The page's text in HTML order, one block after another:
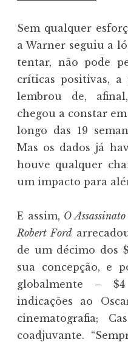
Sem qualquer
a Warner seguiu a
tentar, não pode
críticas positivas,
lembrou de,
chegou a constar
longo das 19
Mas os dados já
houve qualquer
um impacto para
E assim, O
Robert Ford
de um décimo dos
sua concepção, e
globalmente –
indicações ao
cinematografia;
coadjuvante.